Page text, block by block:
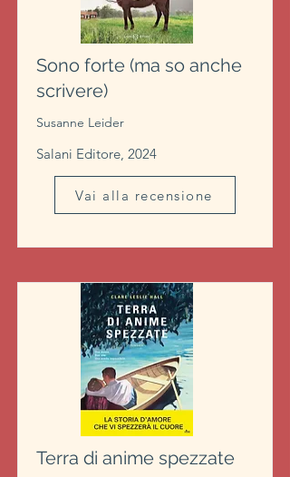
Sono forte (ma so anche
scrivere)
Susanne Leider
Salani Editore, 2024
Vai alla recensione
Terra di anime spezzate